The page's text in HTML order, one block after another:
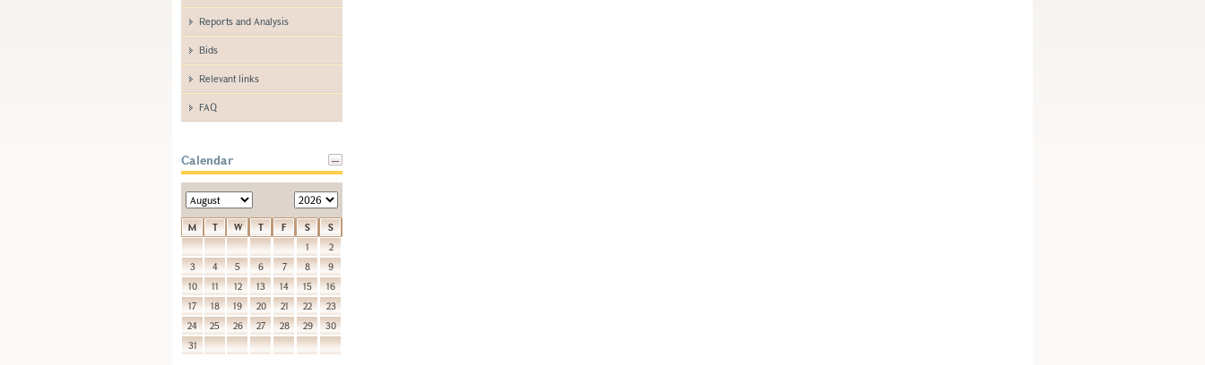
Reports and Analysis
Bids
Relevant links
FAQ
Calendar
M T W T F S
S
1
2
3
4 5 6 7 8
9
10
11 12 13 14 15
16
17
18 19 20 21 22
23
24
25 26 27 28 29
30
31